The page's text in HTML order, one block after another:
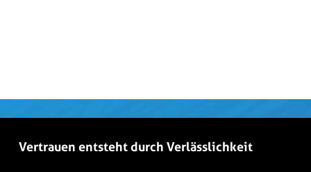
Vertrauen entsteht durch Verlässlichkeit